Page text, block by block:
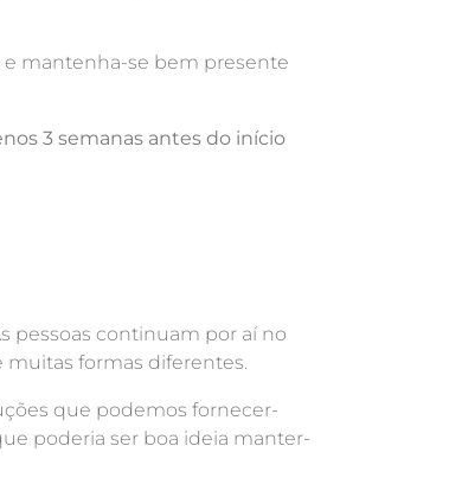
e mantenha-se bem presente
3 semanas antes do início
pessoas continuam por aí no
muitas formas diferentes.
que podemos fornecer-
poderia ser boa ideia manter-